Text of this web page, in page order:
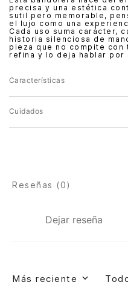
precisa y una estética
sutil pero memorable,
el lujo como una
Cada uso suma carácter,
historia silenciosa de
pieza que no compite con
refina y lo deja hablar por
Características
Cuidados
Dejar reseña
Reseñas (0)
Más reciente